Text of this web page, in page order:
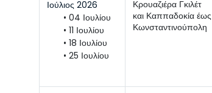
Ιούλιος 2026
04 Ιουλίου
11 Ιουλίου
18 Ιουλίου
25 Ιουλίου
Κρουαζιέρα Γκιλέτ
και Καππαδοκία έως
Κωνσταντινούπολη